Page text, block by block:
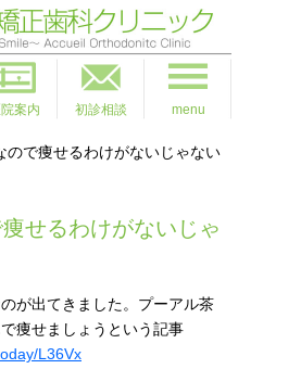
院案内 初診相談 menu
ので痩せるわけがないじゃない
せるわけがないじゃ
が出てきました。プーアル茶
痩せましょうという記事
L36Vx